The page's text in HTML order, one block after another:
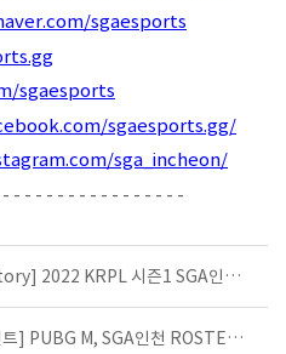
sgaesports
sgaesports
sgaesports.gg/
sga_incheon/
- - - - - - - - - - - - - - - -
[Rush for victory] 2022 KRPL 시즌1 SGA인천 ROSTER!ㅣ응원 댓글 이벤
[응원 댓글 이벤트] PUBG M, SGA인천 ROSTER!ㅣPMPS 2022